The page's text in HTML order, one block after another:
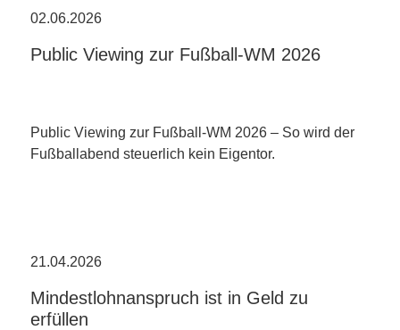
02.06.2026
Public Viewing zur Fußball-WM 2026
Public Viewing zur Fußball-WM 2026 – So wird der
Fußballabend steuerlich kein Eigentor.
21.04.2026
Mindestlohnanspruch ist in Geld zu
erfüllen